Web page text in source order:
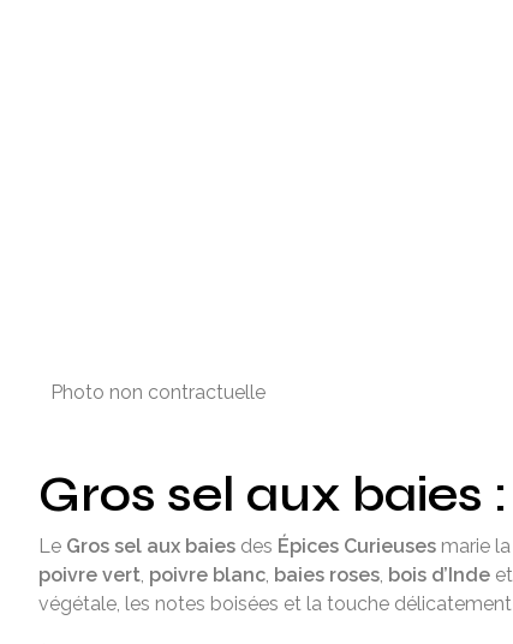
Photo non contractuelle
Gros sel aux baies
Le Gros sel aux baies des Épices Curieuses marie
poivre vert, poivre blanc, baies roses, bois d’Inde et
végétale, les notes boisées et la touche délicatement